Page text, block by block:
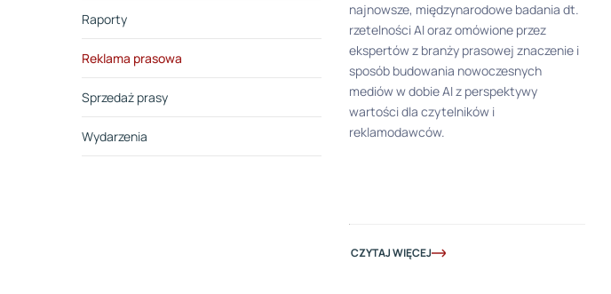
Raporty
Reklama prasowa
Sprzedaż prasy
Wydarzenia
najnowsze, międzynarodowe badania dt.
rzetelności AI oraz omówione przez
ekspertów z branży prasowej znaczenie i
sposób budowania nowoczesnych
mediów w dobie AI z perspektywy
wartości dla czytelników i
reklamodawców.
CZYTAJ WIĘCEJ